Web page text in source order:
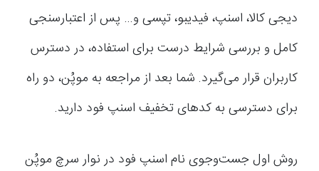
دیجی کالا، اسنپ، فیدیبو، تپسی و… پس از اعتبارسنجی
کامل و بررسی شرایط درست برای استفاده، در دسترس
کاربران قرار می‌گیرد. شما بعد از مراجعه به موپُن، دو راه
برای دسترسی به کدهای تخفیف اسنپ فود دارید.
روش اول جست‌‌وجوی نام اسنپ فود در نوار سرچ موپُن